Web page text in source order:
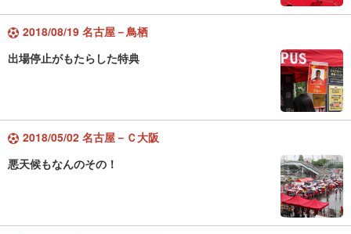
2018/08/19 名古屋－鳥栖
出場停止がもたらした特典
2018/05/02 名古屋－Ｃ大阪
悪天候もなんのその！